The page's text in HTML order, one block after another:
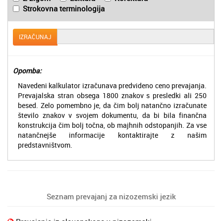
Strokovna terminologija
IZRAČUNAJ
Opomba:
Navedeni kalkulator izračunava predvideno ceno prevajanja.
Prevajalska stran obsega 1800 znakov s presledki ali 250
besed. Zelo pomembno je, da čim bolj natančno izračunate
število znakov v svojem dokumentu, da bi bila finančna
konstrukcija čim bolj točna, ob majhnih odstopanjih. Za vse
natančnejše informacije kontaktirajte z našim
predstavništvom.
Seznam prevajanj za nizozemski jezik